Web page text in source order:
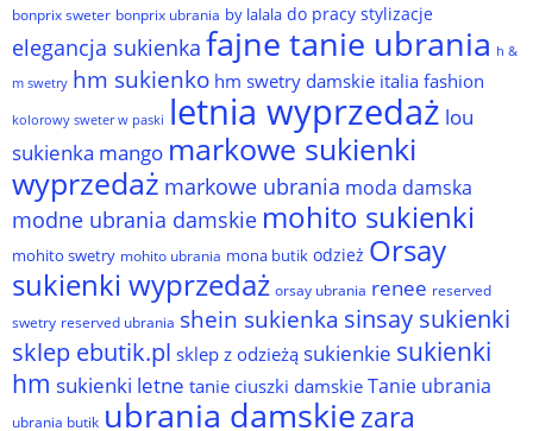
bonprix sweter bonprix ubrania by lalala do pracy stylizacje
elegancja sukienka fajne tanie ubrania h &
m swetry hm sukienko hm swetry damskie italia fashion
kolorowy sweter w paski letnia wyprzedaż lou
sukienka mango markowe sukienki
wyprzedaż markowe ubrania moda damska
modne ubrania damskie mohito sukienki
mohito swetry mohito ubrania mona butik odzież Orsay
sukienki wyprzedaż orsay ubrania renee reserved
swetry reserved ubrania shein sukienka sinsay sukienki
sklep ebutik.pl sklep z odzieżą sukienkie sukienki
hm sukienki letne tanie ciuszki damskie Tanie ubrania
ubrania butik ubrania damskiezara